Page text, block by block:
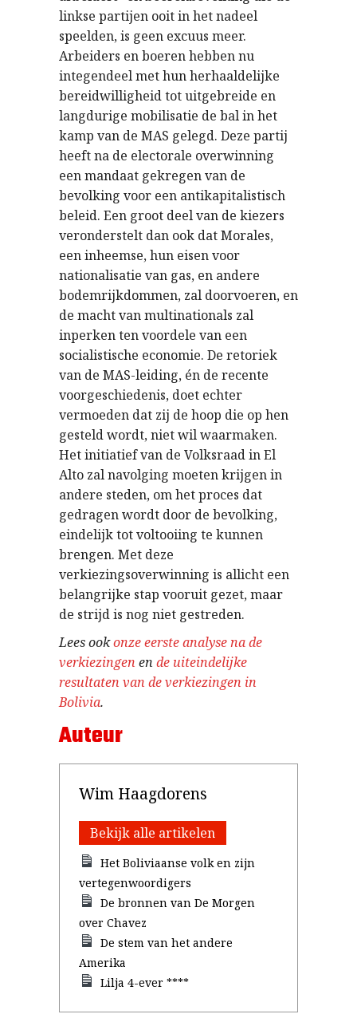
linkse partijen ooit in het nadeel
speelden, is geen excuus meer.
Arbeiders en boeren hebben nu
integendeel met hun herhaaldelijke
bereidwilligheid tot uitgebreide en
langdurige mobilisatie de bal in het
kamp van de MAS gelegd. Deze partij
heeft na de electorale overwinning
een mandaat gekregen van de
bevolking voor een antikapitalistisch
beleid. Een groot deel van de kiezers
veronderstelt dan ook dat Morales,
een inheemse, hun eisen voor
nationalisatie van gas, en andere
bodemrijkdommen, zal doorvoeren, en
de macht van multinationals zal
inperken ten voordele van een
socialistische economie. De retoriek
van de MAS-leiding, én de recente
voorgeschiedenis, doet echter
vermoeden dat zij de hoop die op hen
gesteld wordt, niet wil waarmaken.
Het initiatief van de Volksraad in El
Alto zal navolging moeten krijgen in
andere steden, om het proces dat
gedragen wordt door de bevolking,
eindelijk tot voltooiing te kunnen
brengen. Met deze
verkiezingsoverwinning is allicht een
belangrijke stap vooruit gezet, maar
de strijd is nog niet gestreden.
Lees ookonze eerste analyse na de
verkiezingen en de uiteindelijke
resultaten van de verkiezingen in
Bolivia.
Auteur
Wim Haagdorens
Bekijk alle artikelen
Het Boliviaanse volk en zijn
vertegenwoordigers
De bronnen van De Morgen
over Chavez
De stem van het andere
Amerika
Lilja 4-ever ****